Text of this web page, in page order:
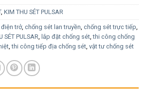
, KIM THU SÉT PULSAR
trở, chống sét lan truyền, chống sét trực tiếp,
SÉT PULSAR, lắp đặt chống sét,thi công chống
,thi công tiếp địa chống sét, vật tư chống sét